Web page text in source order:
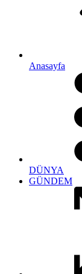
Anasayfa
DÜNYA
GÜNDEM